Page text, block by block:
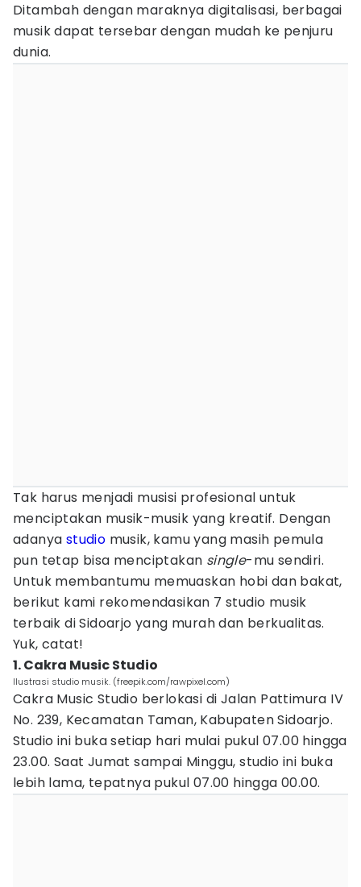
Ditambah dengan maraknya digitalisasi, berbagai
musik dapat tersebar dengan mudah ke penjuru
dunia.
Tak harus menjadi musisi profesional untuk
menciptakan musik-musik yang kreatif. Dengan
adanya studio musik, kamu yang masih pemula
pun tetap bisa menciptakan single-mu sendiri.
Untuk membantumu memuaskan hobi dan bakat,
berikut kami rekomendasikan 7 studio musik
terbaik di Sidoarjo yang murah dan berkualitas.
Yuk, catat!
1. Cakra Music Studio
Ilustrasi studio musik. (freepik.com/rawpixel.com)
Cakra Music Studio berlokasi di Jalan Pattimura IV
No. 239, Kecamatan Taman, Kabupaten Sidoarjo.
Studio ini buka setiap hari mulai pukul 07.00 hingga
23.00. Saat Jumat sampai Minggu, studio ini buka
lebih lama, tepatnya pukul 07.00 hingga 00.00.